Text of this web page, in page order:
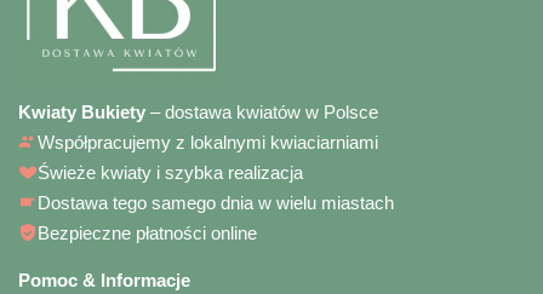
Kwiaty Bukiety – dostawa kwiatów w Polsce
Współpracujemy z lokalnymi kwiaciarniami
Świeże kwiaty i szybka realizacja
Dostawa tego samego dnia w wielu miastach
Bezpieczne płatności online
Pomoc & Informacje